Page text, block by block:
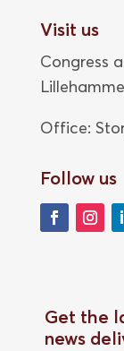
Visit us
Congress
Office:
Follow us
Get the
news